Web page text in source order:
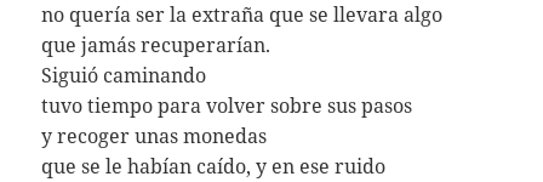
no quería ser la extraña que se llevara algo
que jamás recuperarían.
Siguió caminando
tuvo tiempo para volver sobre sus pasos
y recoger unas monedas
que se le habían caído, y en ese ruido